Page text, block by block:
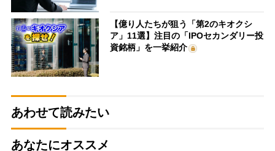
【億り人たちが狙う「第2のキオクシ
ア」11選】注目の「IPOセカンダリー投
資銘柄」を一挙紹介
あわせて読みたい
あなたにオススメ